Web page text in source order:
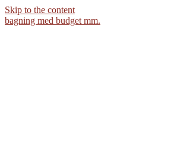
Skip to the content
bagning med budget mm.